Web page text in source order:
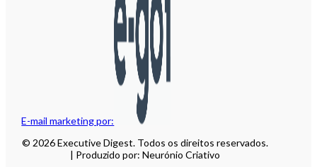
E-mail marketing por:
© 2026 Executive Digest. Todos os direitos reservados.
| Produzido por: Neurónio Criativo